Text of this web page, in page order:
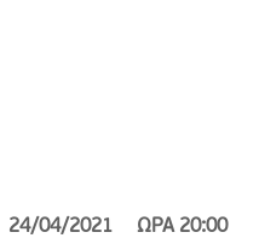
24/04/2021 ΩΡΑ 20:00